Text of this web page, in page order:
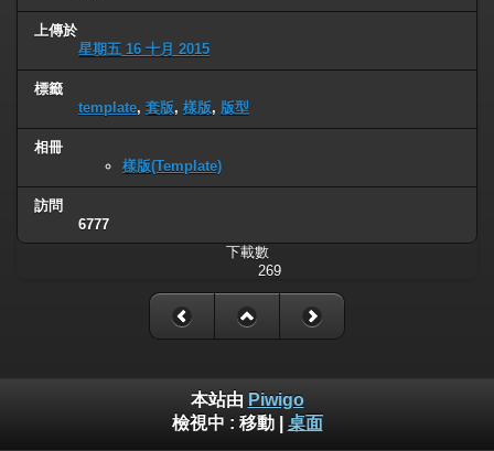
上傳於
星期五 16 十月 2015
標籤
template, 套版, 樣版, 版型
相冊
樣版(Template)
訪問
6777
下載數
269
本站由 Piwigo
檢視中 : 移動| 桌面